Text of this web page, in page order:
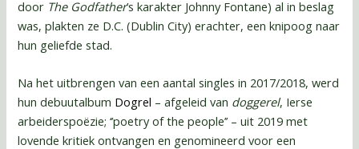
door The Godfather’s karakter Johnny Fontane) al in beslag
was, plakten ze D.C. (Dublin City) erachter, een knipoog naar
hun geliefde stad.
Na het uitbrengen van een aantal singles in 2017/2018, werd
hun debuutalbum Dogrel – afgeleid van doggerel, Ierse
arbeiderspoëzie; ‘’poetry of the people’’ – uit 2019 met
lovende kritiek ontvangen en genomineerd voor een